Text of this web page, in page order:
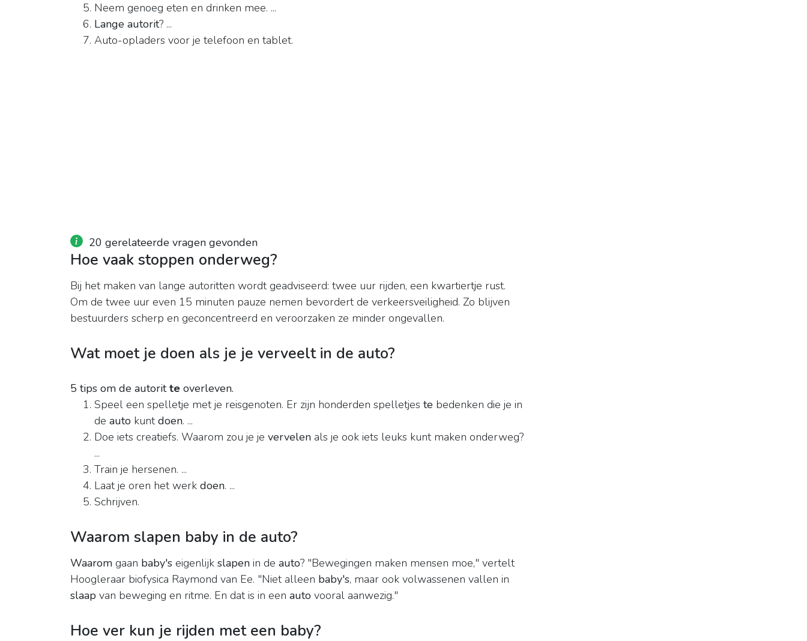
Neem genoeg eten en drinken mee. ...
Lange autorit? ...
Auto-opladers voor je telefoon en tablet.
20 gerelateerde vragen gevonden
Hoe vaak stoppen onderweg?
Bij het maken van lange autoritten wordt geadviseerd: twee uur rijden, een kwartiertje rust.
Om de twee uur even 15 minuten pauze nemen bevordert de verkeersveiligheid. Zo blijven
bestuurders scherp en geconcentreerd en veroorzaken ze minder ongevallen.
Wat moet je doen als je je verveelt in de auto?
5 tips om de autoritte overleven.
Speel een spelletje met je reisgenoten. Er zijn honderden spelletjes te bedenken die je in
de auto kuntdoen. ...
Doe iets creatiefs. Waarom zou je je vervelen als je ook iets leuks kunt maken onderweg?
...
Train je hersenen. ...
Laat je oren het werk doen. ...
Schrijven.
Waarom slapen baby in de auto?
Waarom gaan baby's eigenlijk slapen in de auto? "Bewegingen maken mensen moe," vertelt
Hoogleraar biofysica Raymond van Ee. "Niet alleen baby's, maar ook volwassenen vallen in
slaap van beweging en ritme. En dat is in een auto vooral aanwezig."
Hoe ver kun je rijden met een baby?